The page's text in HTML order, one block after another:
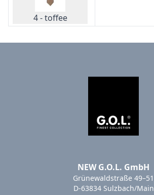
4 - toffee
NEW G.O.L. GmbH
Grünewaldstraße 49–51
D-63834 Sulzbach/Main